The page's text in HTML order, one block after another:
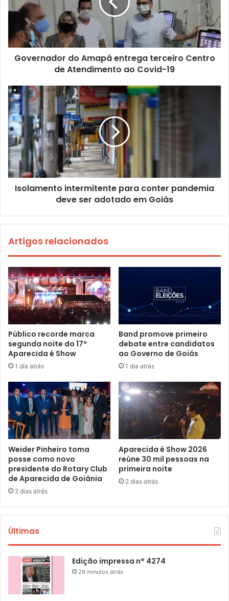
Governador do Amapá entrega terceiro Centro
de Atendimento ao Covid-19
Isolamento intermitente para conter pandemia
deve ser adotado em Goiás
Artigos relacionados
Público recorde marca
segunda noite do 17º
Aparecida é Show
1 dia atrás
Band promove primeiro
debate entre candidatos
ao Governo de Goiás
1 dia atrás
Weider Pinheiro toma
posse como novo
presidente do Rotary Club
de Aparecida de Goiânia
2 dias atrás
Aparecida é Show 2026
reúne 30 mil pessoas na
primeira noite
2 dias atrás
Últimas
Edição impressa n° 4274
29 minutos atrás